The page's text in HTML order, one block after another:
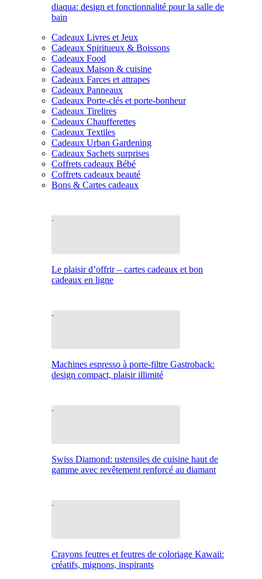
diaqua: design et fonctionnalité pour la salle de
bain
Cadeaux Livres et Jeux
Cadeaux Spiritueux & Boissons
Cadeaux Food
Cadeaux Maison & cuisine
Cadeaux Farces et attrapes
Cadeaux Panneaux
Cadeaux Porte-clés et porte-bonheur
Cadeaux Tirelires
Cadeaux Chaufferettes
Cadeaux Textiles
Cadeaux Urban Gardening
Cadeaux Sachets surprises
Coffrets cadeaux Bébé
Coffrets cadeaux beauté
Bons & Cartes cadeaux
Le plaisir d’offrir – cartes cadeaux et bon
cadeaux en ligne
Machines espresso à porte-filtre Gastroback:
design compact, plaisir illimité
Swiss Diamond: ustensiles de cuisine haut de
gamme avec revêtement renforcé au diamant
Crayons feutres et feutres de coloriage Kawaii:
créatifs, mignons, inspirants